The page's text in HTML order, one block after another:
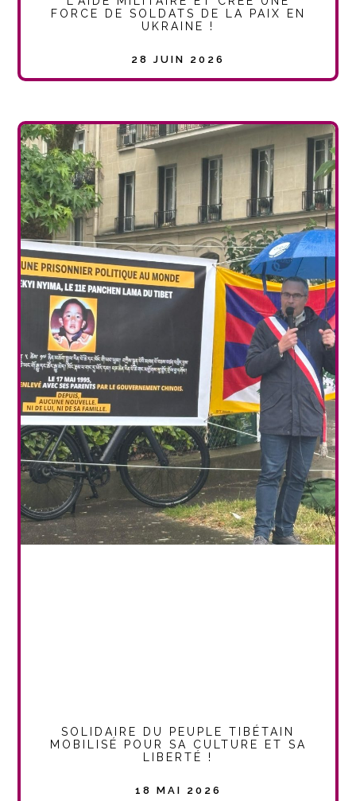
FORCE DE SOLDATS DE LA PAIX EN
UKRAINE !
28 JUIN 2026
SOLIDAIRE DU PEUPLE TIBÉTAIN
MOBILISÉ POUR SA CULTURE ET SA
LIBERTÉ !
18 MAI 2026